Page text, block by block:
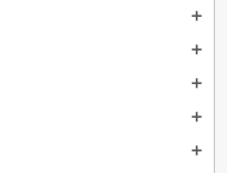
add
add
add
add
add